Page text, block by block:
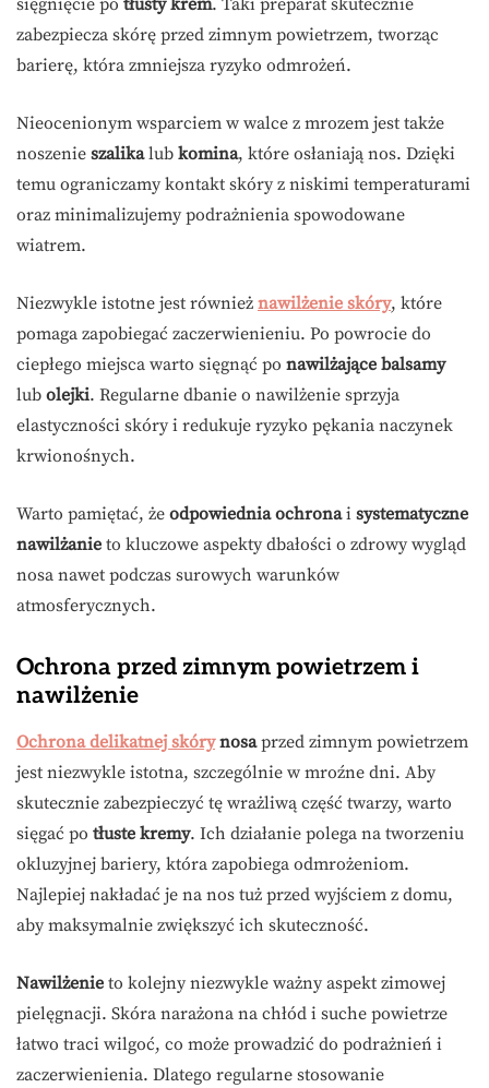
sięgnięcie po tłusty krem. Taki preparat skutecznie
zabezpiecza skórę przed zimnym powietrzem, tworząc
barierę, która zmniejsza ryzyko odmrożeń.
Nieocenionym wsparciem w walce z mrozem jest także
noszenie szalikalub komina, które osłaniają nos. Dzięki
temu ograniczamy kontakt skóry z niskimi temperaturami
oraz minimalizujemy podrażnienia spowodowane
wiatrem.
Niezwykle istotne jest również nawilżenie skóry, które
pomaga zapobiegać zaczerwienieniu. Po powrocie do
ciepłego miejsca warto sięgnąć po nawilżające balsamy
lub olejki. Regularne dbanie o nawilżenie sprzyja
elastyczności skóry i redukuje ryzyko pękania naczynek
krwionośnych.
Warto pamiętać, że odpowiednia ochronai systematyczne
nawilżanie to kluczowe aspekty dbałości o zdrowy wygląd
nosa nawet podczas surowych warunków
atmosferycznych.
Ochrona przed zimnym powietrzem i
nawilżenie
Ochrona delikatnej skórynosaprzed zimnym powietrzem
jest niezwykle istotna, szczególnie w mroźne dni. Aby
skutecznie zabezpieczyć tę wrażliwą część twarzy, warto
sięgać po tłuste kremy. Ich działanie polega na tworzeniu
okluzyjnej bariery, która zapobiega odmrożeniom.
Najlepiej nakładać je na nos tuż przed wyjściem z domu,
aby maksymalnie zwiększyć ich skuteczność.
Nawilżenie to kolejny niezwykle ważny aspekt zimowej
pielęgnacji. Skóra narażona na chłód i suche powietrze
łatwo traci wilgoć, co może prowadzić do podrażnień i
zaczerwienienia. Dlatego regularne stosowanie